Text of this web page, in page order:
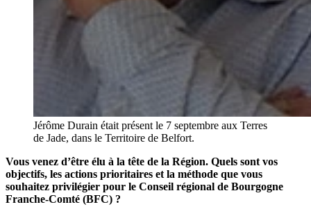
Jérôme Durain était présent le 7 septembre aux Terres
de Jade, dans le Territoire de Belfort.
Vous venez d’être élu à la tête de la Région. Quels sont vos
objectifs, les actions prioritaires et la méthode que vous
souhaitez privilégier pour le Conseil régional de Bourgogne
Franche-Comté (BFC) ?